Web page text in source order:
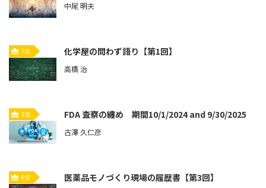
中尾 明夫
2位 化学屋の問わず語り【第1回】
高橋 治
3位 FDA 査察の纏め 期間10/1/2024 and 9/30/2025
古澤 久仁彦
4位 医薬品モノづくり現場の履歴書【第3回】